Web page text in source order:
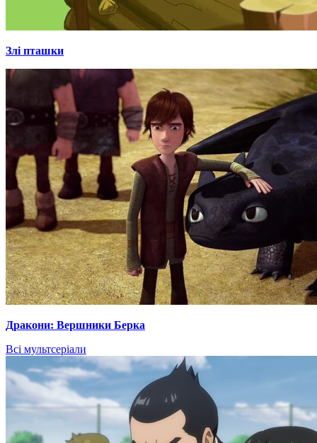
Злі пташки
Дракони: Вершники Берка
Всі мультсеріали